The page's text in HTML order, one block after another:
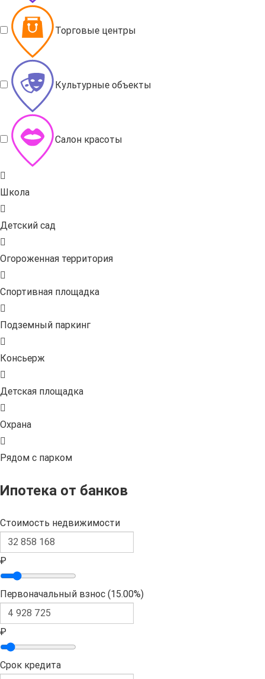
Торговые центры
Культурные объекты
Салон красоты
Школа
Детский сад
Огороженная территория
Спортивная площадка
Подземный паркинг
Консьерж
Детская площадка
Охрана
Рядом с парком
Ипотека от банков
Стоимость недвижимости
₽
Первоначальный взнос (15.00%)
₽
Срок кредита